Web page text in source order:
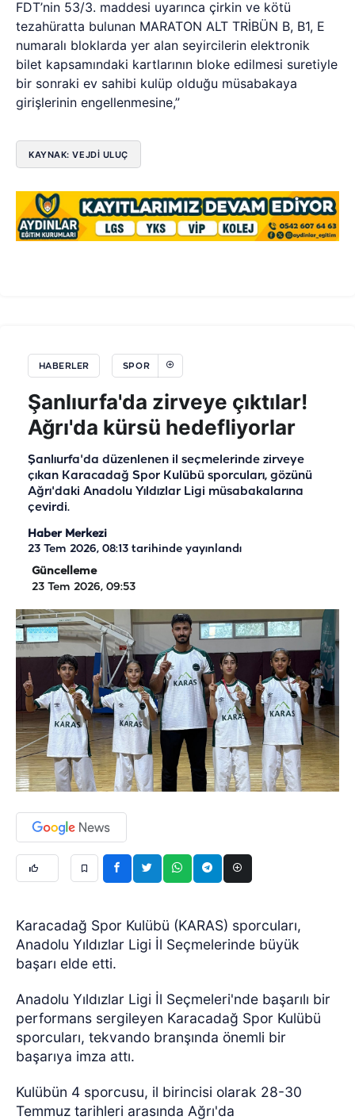
FDT’nin 53/3. maddesi uyarınca çirkin ve kötü
tezahüratta bulunan MARATON ALT TRİBÜN B, B1, E
numaralı bloklarda yer alan seyircilerin elektronik
bilet kapsamındaki kartlarının bloke edilmesi suretiyle
bir sonraki ev sahibi kulüp olduğu müsabakaya
girişlerinin engellenmesine,”
KAYNAK: VEJDI ULUÇ
HABERLER SPOR
Şanlıurfa'da zirveye çıktılar!
Ağrı'da kürsü hedefliyorlar
Şanlıurfa'da düzenlenen il seçmelerinde zirveye
çıkan Karacadağ Spor Kulübü sporcuları, gözünü
Ağrı'daki Anadolu Yıldızlar Ligi müsabakalarına
çevirdi.
Haber Merkezi
23 Tem 2026, 08:13 tarihinde yayınlandı
Güncelleme
23 Tem 2026, 09:53
Karacadağ Spor Kulübü (KARAS) sporcuları,
Anadolu Yıldızlar Ligi İl Seçmelerinde büyük
başarı elde etti.
Anadolu Yıldızlar Ligi İl Seçmeleri'nde başarılı bir
performans sergileyen Karacadağ Spor Kulübü
sporcuları, tekvando branşında önemli bir
başarıya imza attı.
Kulübün 4 sporcusu, il birincisi olarak 28-30
Temmuz tarihleri arasında Ağrı'da